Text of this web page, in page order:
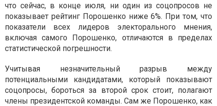
что сейчас, в конце июля, ни один из соцопросов не
показывает рейтинг Порошенко ниже 6%. При том, что
показатели всех лидеров электорального мнения,
включая самого Порошенко, отличаются в пределах
статистической погрешности.
Учитывая незначительный разрыв между
потенциальными кандидатами, который показывают
соцопросы, бороться за второй срок стоит, полагают
члены президентской команды. Сам же Порошенко, как